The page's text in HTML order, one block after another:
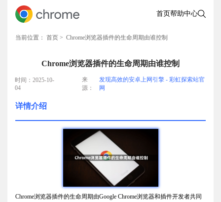
首页帮助中心
当前位置： 首页 > Chrome浏览器插件的生命周期由谁控制
Chrome浏览器插件的生命周期由谁控制
时间：2025-10-
04
来
源：
发现高效的安卓上网引擎 - 彩虹探索站官
网
详情介绍
Chrome浏览器插件的生命周期由Google Chrome浏览器和插件开发者共同